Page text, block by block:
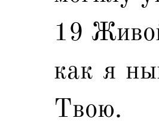
19
как я
Твою.